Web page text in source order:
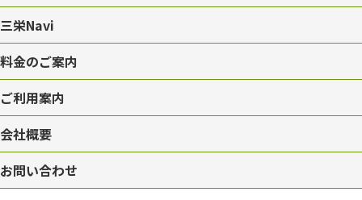
三栄Navi
料金のご案内
ご利用案内
会社概要
お問い合わせ